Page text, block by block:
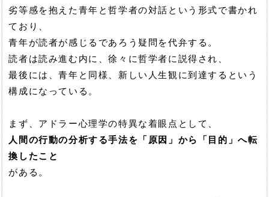
劣等感を抱えた青年と哲学者の対話という形式で書かれ
ており、
青年が読者が感じるであろう疑問を代弁する。
読者は読み進む内に、徐々に哲学者に説得され、
最後には、青年と同様、新しい人生観に到達するという
構成になっている。
まず、アドラー心理学の特異な着眼点として、
人間の行動の分析する手法を「原因」から「目的」へ転
換したこと
がある。